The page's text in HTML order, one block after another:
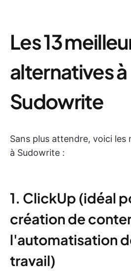
Les 13
alternatives à
Sudowrite
Sans plus attendre, voici les
à Sudowrite :
1. ClickUp (idéal
création de
l'automatisation
travail)